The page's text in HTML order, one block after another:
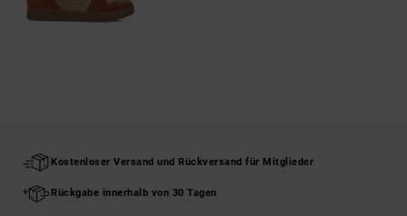
Kostenloser Versand und Rückversand für Mitglieder
Rückgabe innerhalb von 30 Tagen